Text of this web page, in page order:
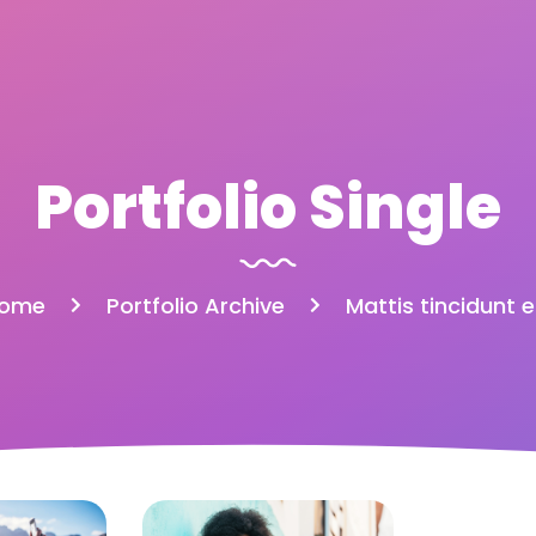
Portfolio Single
Portfolio Archive Mattis tincidunt